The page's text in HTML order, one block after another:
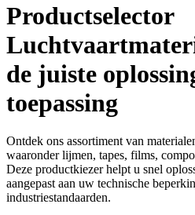
Productselector
de juiste
toepassing
Ontdek ons assortiment van
waaronder lijmen, tapes, films,
Deze productkiezer helpt u snel
aangepast aan uw technische
industriestandaarden.